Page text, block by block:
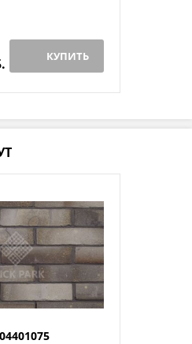
КУПИТЬ